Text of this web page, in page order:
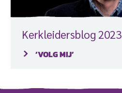
Kerkleidersblog 2023
‘VOLG MIJ’